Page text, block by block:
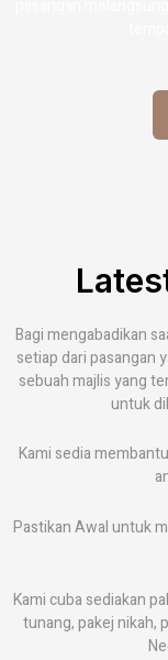
Bagi mengabadikan
setiap dari pasangan
sebuah majlis yang
untuk
Kami sedia
Pastikan Awal untuk
Kami cuba sediakan
tunang, pakej nikah,